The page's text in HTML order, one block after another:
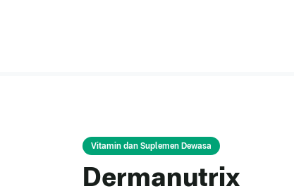
Vitamin dan Suplemen Dewasa
Dermanutrix